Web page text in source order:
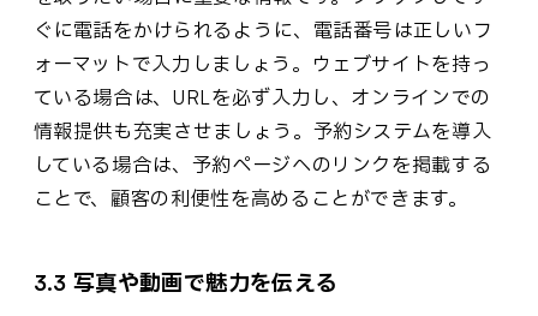
ぐに電話をかけられるように、電話番号は正しいフ
ォーマットで入力しましょう。ウェブサイトを持っ
ている場合は、URLを必ず入力し、オンラインでの
情報提供も充実させましょう。予約システムを導入
している場合は、予約ページへのリンクを掲載する
ことで、顧客の利便性を高めることができます。
3.3 写真や動画で魅力を伝える